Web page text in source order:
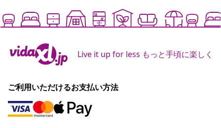
Live it up for less もっと手頃に楽しく
ご利用いただけるお支払い方法